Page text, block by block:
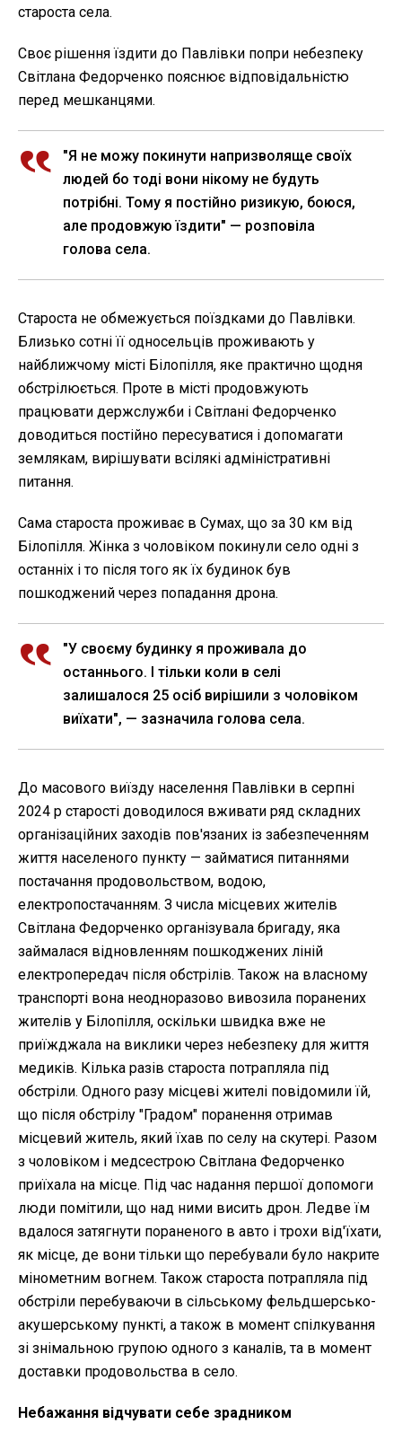
староста села.
Своє рішення їздити до Павлівки попри небезпеку
Світлана Федорченко пояснює відповідальністю
перед мешканцями.
"Я не можу покинути напризволяще своїх
людей бо тоді вони нікому не будуть
потрібні. Тому я постійно ризикую, боюся,
але продовжую їздити" — розповіла
голова села.
Староста не обмежується поїздками до Павлівки.
Близько сотні її односельців проживають у
найближчому місті Білопілля, яке практично щодня
обстрілюється. Проте в місті продовжують
працювати держслужби і Світлані Федорченко
доводиться постійно пересуватися і допомагати
землякам, вирішувати всілякі адміністративні
питання.
Сама староста проживає в Сумах, що за 30 км від
Білопілля. Жінка з чоловіком покинули село одні з
останніх і то після того як їх будинок був
пошкоджений через попадання дрона.
"У своєму будинку я проживала до
останнього. І тільки коли в селі
залишалося 25 осіб вирішили з чоловіком
виїхати", — зазначила голова села.
До масового виїзду населення Павлівки в серпні
2024 р старості доводилося вживати ряд складних
організаційних заходів пов'язаних із забезпеченням
життя населеного пункту — займатися питаннями
постачання продовольством, водою,
електропостачанням. З числа місцевих жителів
Світлана Федорченко організувала бригаду, яка
займалася відновленням пошкоджених ліній
електропередач після обстрілів. Також на власному
транспорті вона неодноразово вивозила поранених
жителів у Білопілля, оскільки швидка вже не
приїжджала на виклики через небезпеку для життя
медиків. Кілька разів староста потрапляла під
обстріли. Одного разу місцеві жителі повідомили їй,
що після обстрілу "Градом" поранення отримав
місцевий житель, який їхав по селу на скутері. Разом
з чоловіком і медсестрою Світлана Федорченко
приїхала на місце. Під час надання першої допомоги
люди помітили, що над ними висить дрон. Ледве їм
вдалося затягнути пораненого в авто і трохи від'їхати,
як місце, де вони тільки що перебували було накрите
мінометним вогнем. Також староста потрапляла під
обстріли перебуваючи в сільському фельдшерсько-
акушерському пункті, а також в момент спілкування
зі знімальною групою одного з каналів, та в момент
доставки продовольства в село.
Небажання відчувати себе зрадником